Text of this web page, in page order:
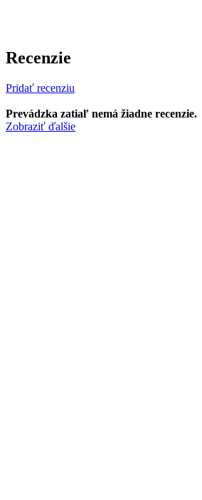
Recenzie
Pridať recenziu
Prevádzka zatiaľ nemá žiadne recenzie.
Zobraziť ďalšie